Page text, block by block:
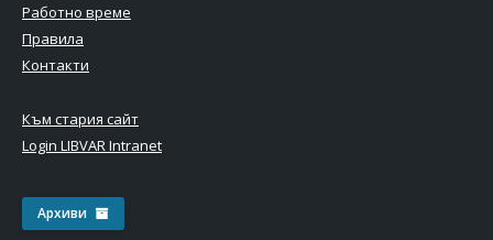
Работно време
Правила
Контакти
Към стария сайт
Login LIBVAR Intranet
Архиви